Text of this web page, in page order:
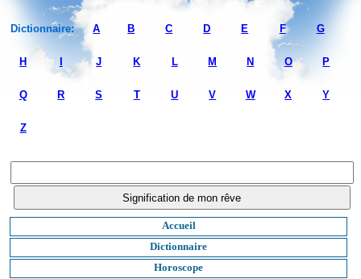
Dictionnaire: A B C D E F G
H J K L M N O P
Q R S T U V W X Y
Z
Accueil
Dictionnaire
Horoscope